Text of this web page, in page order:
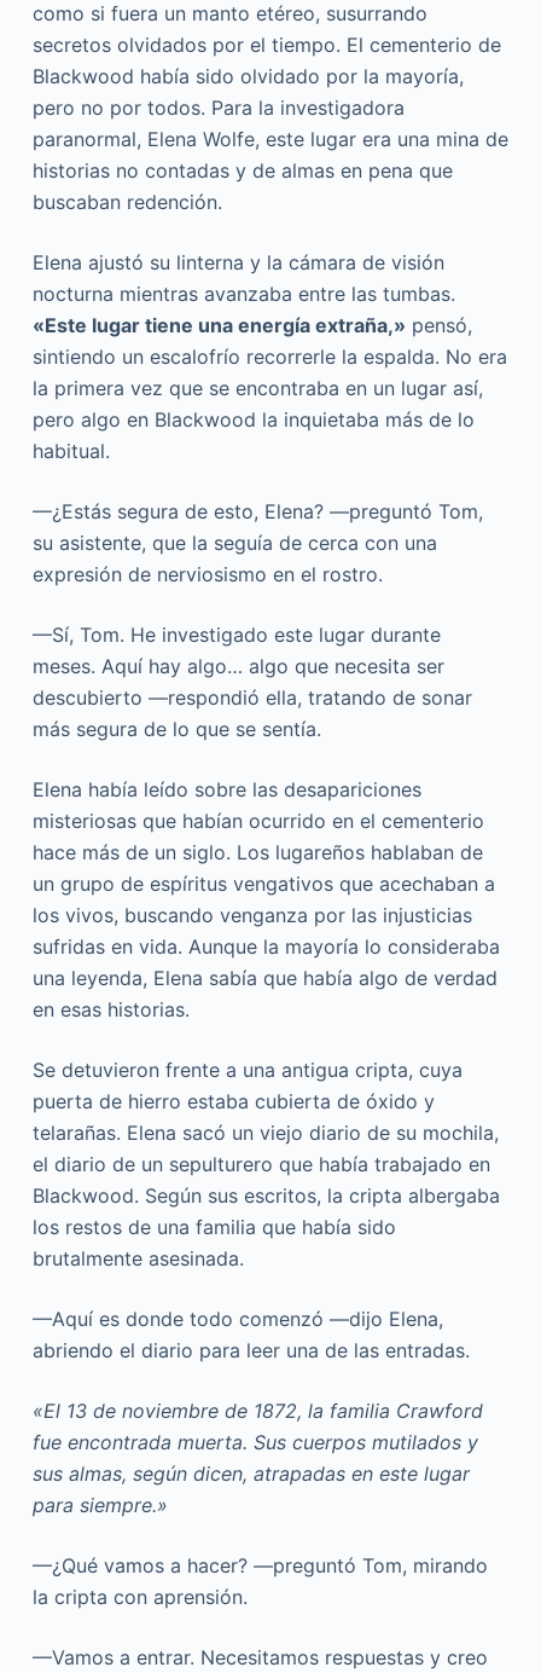
como si fuera un manto etéreo, susurrando
secretos olvidados por el tiempo. El cementerio de
Blackwood había sido olvidado por la mayoría,
pero no por todos. Para la investigadora
paranormal, Elena Wolfe, este lugar era una mina de
historias no contadas y de almas en pena que
buscaban redención.
Elena ajustó su linterna y la cámara de visión
nocturna mientras avanzaba entre las tumbas.
«Este lugar tiene una energía extraña,» pensó,
sintiendo un escalofrío recorrerle la espalda. No era
la primera vez que se encontraba en un lugar así,
pero algo en Blackwood la inquietaba más de lo
habitual.
—¿Estás segura de esto, Elena? —preguntó Tom,
su asistente, que la seguía de cerca con una
expresión de nerviosismo en el rostro.
—Sí, Tom. He investigado este lugar durante
meses. Aquí hay algo… algo que necesita ser
descubierto —respondió ella, tratando de sonar
más segura de lo que se sentía.
Elena había leído sobre las desapariciones
misteriosas que habían ocurrido en el cementerio
hace más de un siglo. Los lugareños hablaban de
un grupo de espíritus vengativos que acechaban a
los vivos, buscando venganza por las injusticias
sufridas en vida. Aunque la mayoría lo consideraba
una leyenda, Elena sabía que había algo de verdad
en esas historias.
Se detuvieron frente a una antigua cripta, cuya
puerta de hierro estaba cubierta de óxido y
telarañas. Elena sacó un viejo diario de su mochila,
el diario de un sepulturero que había trabajado en
Blackwood. Según sus escritos, la cripta albergaba
los restos de una familia que había sido
brutalmente asesinada.
—Aquí es donde todo comenzó —dijo Elena,
abriendo el diario para leer una de las entradas.
«El 13 de noviembre de 1872, la familia Crawford
fue encontrada muerta. Sus cuerpos mutilados y
sus almas, según dicen, atrapadas en este lugar
para siempre.»
—¿Qué vamos a hacer? —preguntó Tom, mirando
la cripta con aprensión.
—Vamos a entrar. Necesitamos respuestas y creo